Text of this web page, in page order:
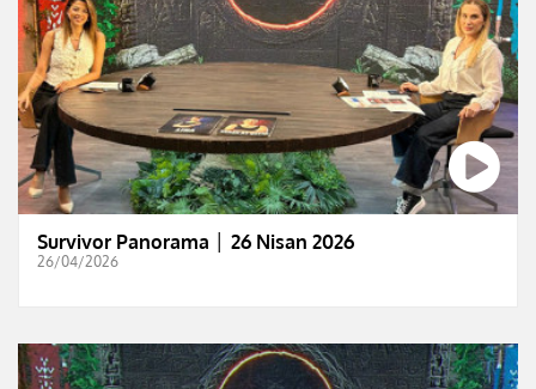
Survivor Panorama │ 26 Nisan 2026
26/04/2026